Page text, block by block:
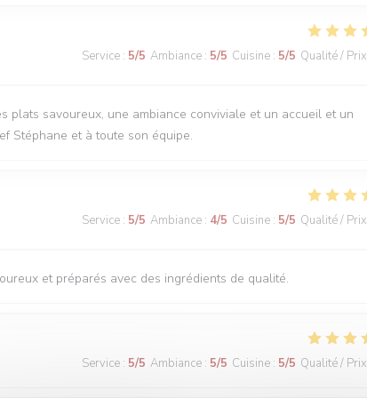
Service : 5/5 Ambiance : 5/5 Cuisine : 5/5 Qualité / Prix
plats savoureux, une ambiance conviviale et un accueil et un
Stéphane et à toute son équipe.
Service : 5/5 Ambiance : 4/5 Cuisine : 5/5 Qualité / Prix
et préparés avec des ingrédients de qualité.
Service : 5/5 Ambiance : 5/5 Cuisine : 5/5 Qualité / Prix